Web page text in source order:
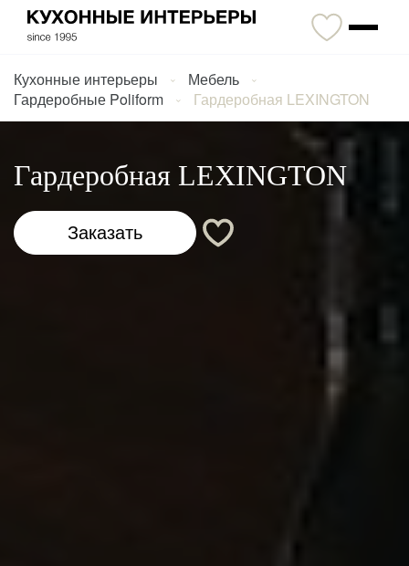
Кухонные интерьеры
Мебель
Гардеробные Poliform
Гардеробная LEXINGTON
Гардеробная LEXINGTON
Заказать